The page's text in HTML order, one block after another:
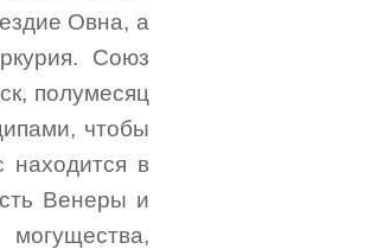
Овна, а
Союз
полумесяц
чтобы
находится в
Венеры и